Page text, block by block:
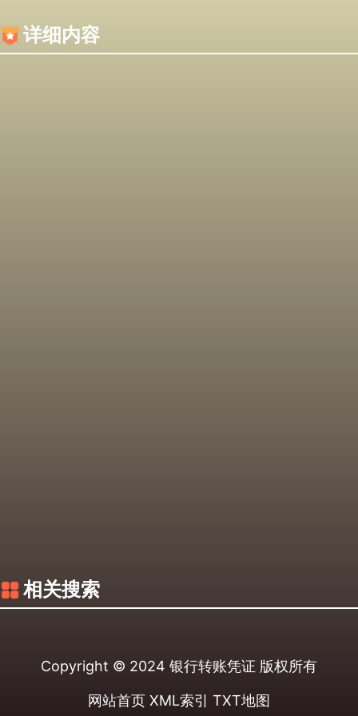
详细内容
相关搜索
Copyright © 2024 银行转账凭证 版权所有
网站首页 XML索引 TXT地图